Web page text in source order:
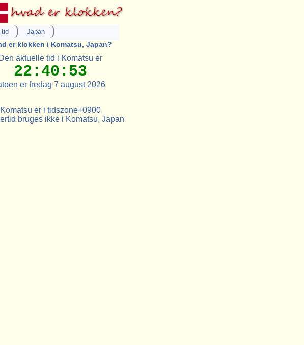
tid Japan
er klokken i Komatsu, Japan?
Den aktuelle tid i Komatsu er
22:40:53
er fredag 7 august 2026
Komatsu er i tidszone+0900
bruges ikke i Komatsu, Japan